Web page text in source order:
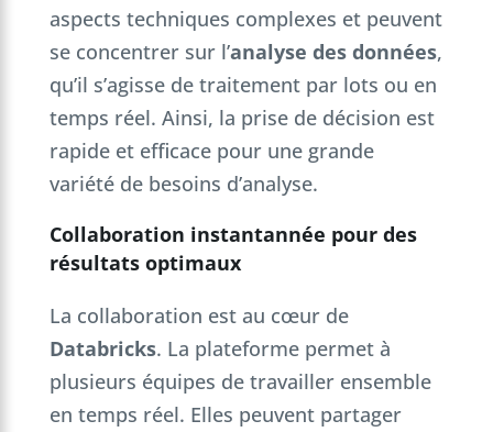
aspects techniques complexes et peuvent
se concentrer sur l’analyse des données,
qu’il s’agisse de traitement par lots ou en
temps réel. Ainsi, la prise de décision est
rapide et efficace pour une grande
variété de besoins d’analyse.
Collaboration instantannée pour des
résultats optimaux
La collaboration est au cœur de
Databricks. La plateforme permet à
plusieurs équipes de travailler ensemble
en temps réel. Elles peuvent partager